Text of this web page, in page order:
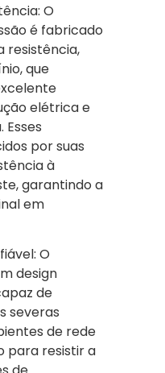
O
é fabricado
resistência,
que
elétrica e
por suas
à
garantindo a
em
O
design
de
severas
de rede
para resistir a